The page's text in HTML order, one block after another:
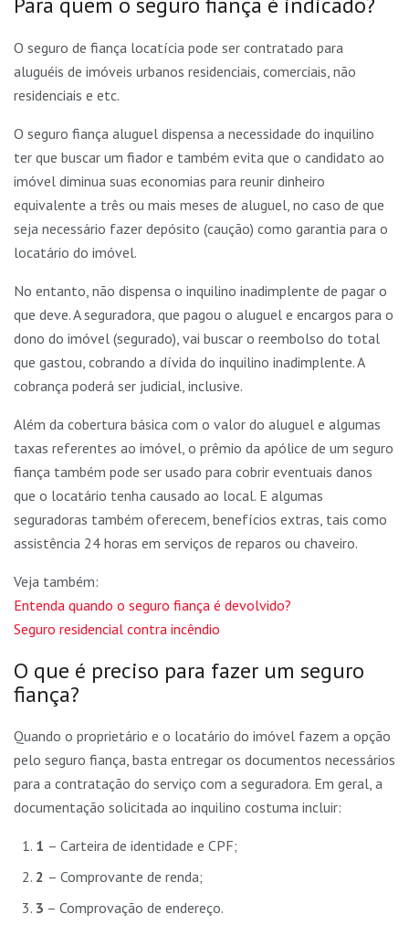
O seguro de fiança locatícia pode ser contratado para
aluguéis de imóveis urbanos residenciais, comerciais, não
residenciais e etc.
O seguro fiança aluguel dispensa a necessidade do inquilino
ter que buscar um fiador e também evita que o candidato ao
imóvel diminua suas economias para reunir dinheiro
equivalente a três ou mais meses de aluguel, no caso de que
seja necessário fazer depósito (caução) como garantia para o
locatário do imóvel.
No entanto, não dispensa o inquilino inadimplente de pagar o
que deve. A seguradora, que pagou o aluguel e encargos para o
dono do imóvel (segurado), vai buscar o reembolso do total
que gastou, cobrando a dívida do inquilino inadimplente. A
cobrança poderá ser judicial, inclusive.
Além da cobertura básica com o valor do aluguel e algumas
taxas referentes ao imóvel, o prêmio da apólice de um seguro
fiança também pode ser usado para cobrir eventuais danos
que o locatário tenha causado ao local. E algumas
seguradoras também oferecem, benefícios extras, tais como
assistência 24 horas em serviços de reparos ou chaveiro.
Veja também:
Entenda quando o seguro fiança é devolvido?
Seguro residencial contra incêndio
O que é preciso para fazer um seguro
fiança?
Quando o proprietário e o locatário do imóvel fazem a opção
pelo seguro fiança, basta entregar os documentos necessários
para a contratação do serviço com a seguradora. Em geral, a
documentação solicitada ao inquilino costuma incluir:
1 – Carteira de identidade e CPF;
2 – Comprovante de renda;
3 – Comprovação de endereço.